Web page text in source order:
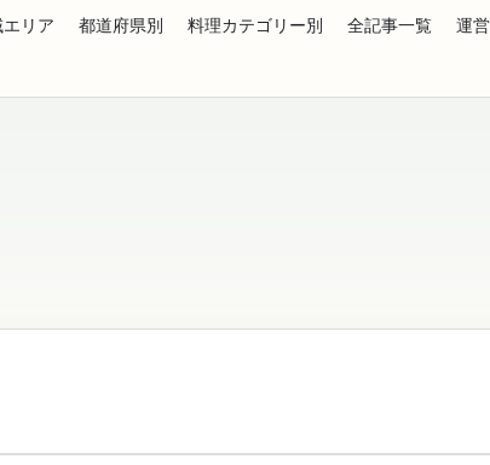
エリア 都道府県別 料理カテゴリー別 全記事一覧 運